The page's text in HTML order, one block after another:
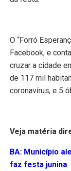
O “Forró
Facebook, e
cruzar a cidade
de 117 mil
coronavírus, e 5
Veja matéria
BA: Município
faz festa junina